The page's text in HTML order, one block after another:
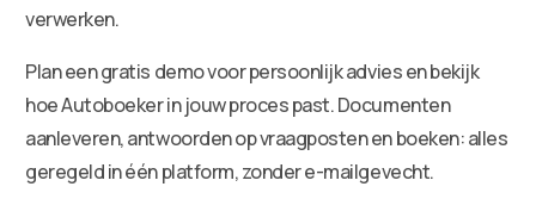
verwerken.
Plan een gratis demo voor persoonlijk advies en bekijk
hoe Autoboeker in jouw proces past. Documenten
aanleveren, antwoorden op vraagposten en boeken: alles
geregeld in één platform, zonder e-mailgevecht.